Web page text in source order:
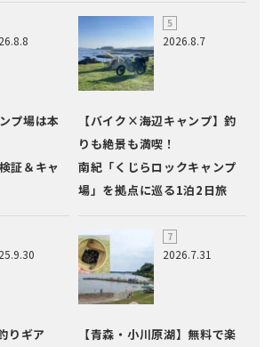
プ場は本
証＆キャ
2026.8.7
【バイク×海辺キャンプ】釣
りも絶景も満喫！
南紀「くじらロックキャンプ
場」を拠点に巡る1泊2日旅
りギア
2026.7.31
【青森・小川原湖】無料で楽